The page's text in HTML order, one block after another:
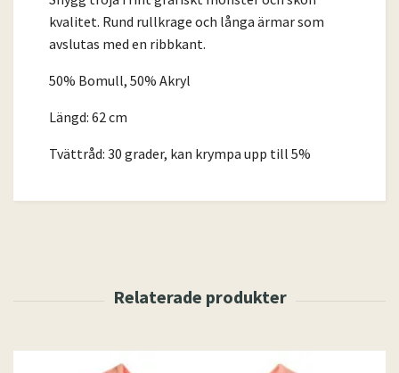
kvalitet. Rund rullkrage och långa ärmar som
avslutas med en ribbkant.
50% Bomull, 50% Akryl
Längd: 62 cm
Tvättråd: 30 grader, kan krympa upp till 5%